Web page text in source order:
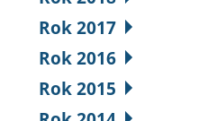
Rok 2017
Rok 2016
Rok 2015